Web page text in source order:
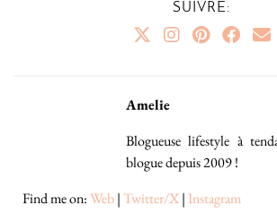
SUIVRE:
Amelie
Blogueuse lifestyle à
blogue depuis 2009 !
Find me on:Web|Twitter/X| Instagram